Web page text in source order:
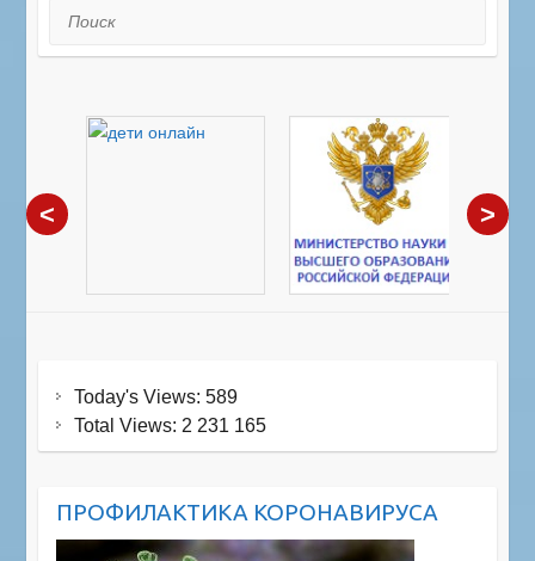
Поиск
< >
Today's Views:589
Total Views: 2 231 165
ПРОФИЛАКТИКА КОРОНАВИРУСА